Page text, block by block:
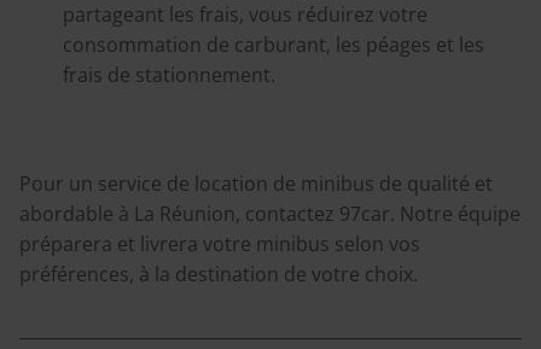
partageant les frais, vous réduirez votre
consommation de carburant, les péages et les
frais de stationnement.
Pour un service de location de minibus de qualité et
abordable à La Réunion, contactez 97car. Notre équipe
préparera et livrera votre minibus selon vos
préférences, à la destination de votre choix.